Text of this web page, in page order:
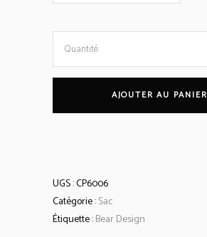
Sac
bandoulière
'Katya'
Quantité
AJOUTER AU PANIER
UGS :CP6006
Catégorie :Sac
Étiquette :Bear Design